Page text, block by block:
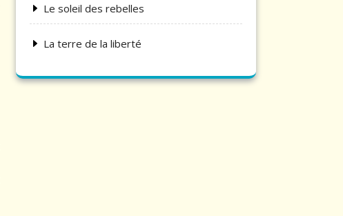
Le soleil des rebelles
La terre de la liberté